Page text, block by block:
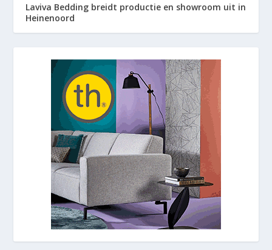
Laviva Bedding breidt productie en showroom uit in
Heinenoord